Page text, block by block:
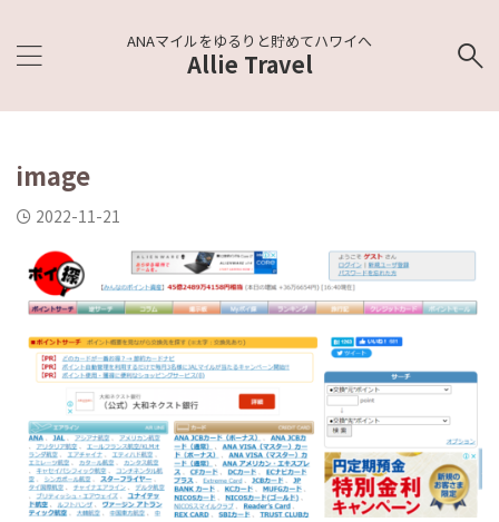
ANAマイルをゆるりと貯めてハワイへ
Allie Travel
image
2022-11-21